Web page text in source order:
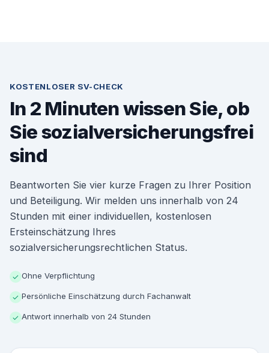
KOSTENLOSER SV-CHECK
In 2 Minuten wissen Sie, ob
Sie sozialversicherungsfrei
sind
Beantworten Sie vier kurze Fragen zu Ihrer Position
und Beteiligung. Wir melden uns innerhalb von 24
Stunden mit einer individuellen, kostenlosen
Ersteinschätzung Ihres
sozialversicherungsrechtlichen Status.
✓ Ohne Verpflichtung
✓ Persönliche Einschätzung durch Fachanwalt
✓ Antwort innerhalb von 24 Stunden